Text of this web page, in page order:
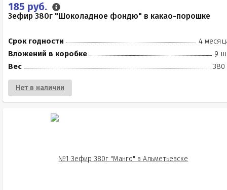
185 руб.
Зефир 380г "Шоколадное фондю" в какао-порошке
Срок годности
4
Вложений в коробке
9
Вес
380
Нет в наличии